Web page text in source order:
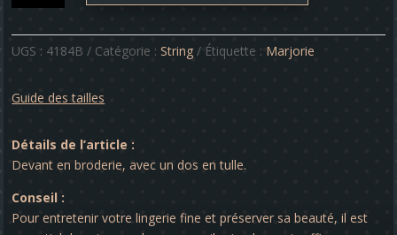
String
Marjorie
UGS : 4184B Catégorie :String Étiquette : Marjorie
Guide des tailles
Détails de l’article :
Devant en broderie, avec un dos en tulle.
Conseil :
Pour entretenir votre lingerie fine et préserver sa beauté, il est